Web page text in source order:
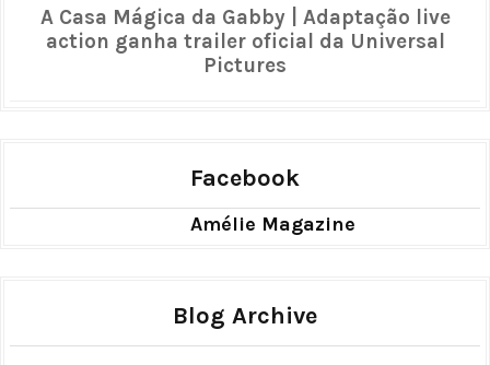
A Casa Mágica da Gabby | Adaptação live
action ganha trailer oficial da Universal
Pictures
Facebook
Amélie Magazine
Blog Archive